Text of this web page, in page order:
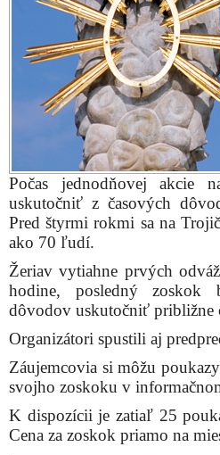
Počas jednodňovej akcie
uskutočniť z časových
Pred štyrmi rokmi sa na
ako 70 ľudí.
Žeriav vytiahne prvých
hodine, posledný zoskok
dôvodov uskutočniť približne
Organizátori spustili aj
Záujemcovia si môžu
svojho zoskoku v
K dispozícii je zatiaľ 25
Cena za zoskok priamo na